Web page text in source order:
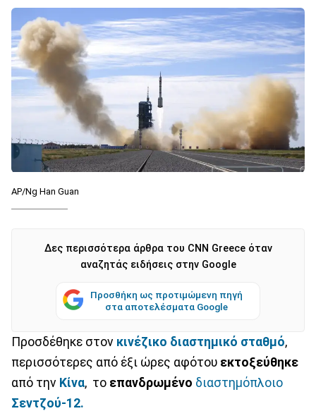
AP/Ng Han Guan
Δες περισσότερα άρθρα του CNN Greece όταν
αναζητάς ειδήσεις στην Google
Προσθήκη ως προτιμώμενη πηγή
στα αποτελέσματα Google
Προσδέθηκε στον κινέζικο διαστημικό σταθμό,
περισσότερες από έξι ώρες αφότου εκτοξεύθηκε
από την Κίνα, το επανδρωμένο διαστημόπλοιο
Σεντζού-12.